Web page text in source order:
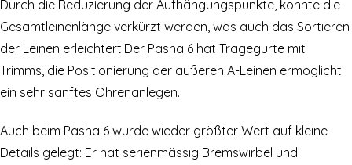
Durch die Reduzierung der Aufhängungspunkte, konnte die
Gesamtleinenlänge verkürzt werden, was auch das Sortieren
der Leinen erleichtert.Der Pasha 6 hat Tragegurte mit
Trimms, die Positionierung der äußeren A-Leinen ermöglicht
ein sehr sanftes Ohrenanlegen.
Auch beim Pasha 6 wurde wieder größter Wert auf kleine
Details gelegt: Er hat serienmässig Bremswirbel und